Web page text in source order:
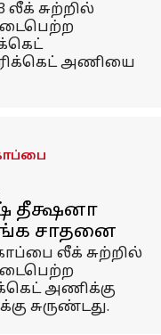
சுற்றில்
அணியை
தீக்ஷனா
சாதனை
லீக் சுற்றில்
அணிக்கு
சுருண்டது.